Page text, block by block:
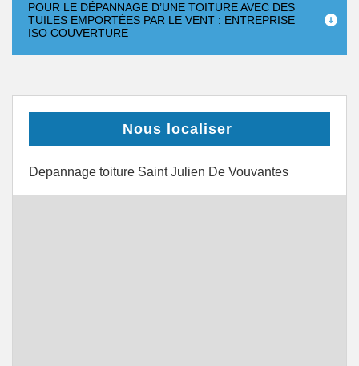
POUR LE DÉPANNAGE D’UNE TOITURE AVEC DES
TUILES EMPORTÉES PAR LE VENT : ENTREPRISE
ISO COUVERTURE
Nous localiser
Depannage toiture Saint Julien De Vouvantes